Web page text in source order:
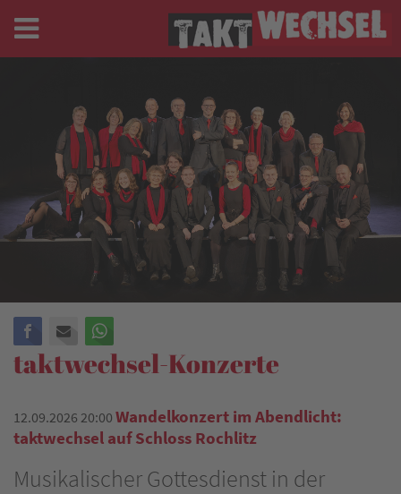
Facebook
E-mail
taktwechsel-Konzerte
12.09.2026 20:00 Wandelkonzert im Abendlicht:
taktwechsel auf Schloss Rochlitz
Musikalischer Gottesdienst in der